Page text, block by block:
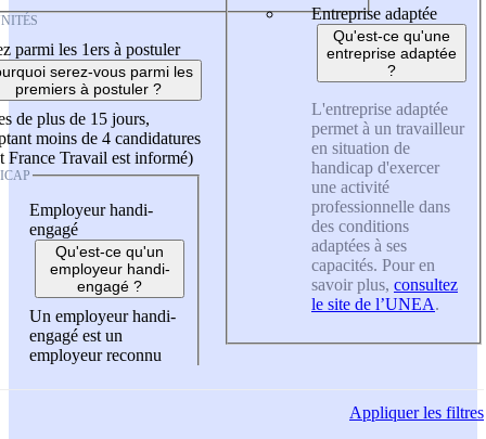
parmi les 1ers à postuler
serez-vous parmi les
premiers à postuler ?
de plus de 15 jours,
moins de 4 candidatures
France Travail est informé)
Employeur handi-
engagé
Qu'est-ce qu'un
employeur handi-
engagé ?
Un employeur handi-
engagé est un
employeur reconnu
Entreprise adaptée
Qu'est-ce qu'une
entreprise adaptée
?
L'entreprise adaptée
permet à un travailleur
en situation de
handicap d'exercer
une activité
professionnelle dans
des conditions
adaptées à ses
capacités. Pour en
savoir plus, consultez
le site de l’UNEA.
Appliquerles filtres